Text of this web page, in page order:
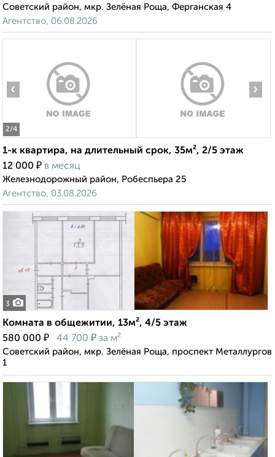
Советский район, мкр. Зелёная Роща, Ферганская 4
Агентство, 06.08.2026
2/4
‹ ›
1-к квартира, на длительный срок, 35м², 2/5 этаж
12 000 ₽ в месяц
Железнодорожный район, Робеспьера 25
Агентство, 03.08.2026
3
Комната в общежитии, 13м², 4/5 этаж
580 000 ₽ 44 700 ₽ за м²
Советский район, мкр. Зелёная Роща, проспект Металлургов
1